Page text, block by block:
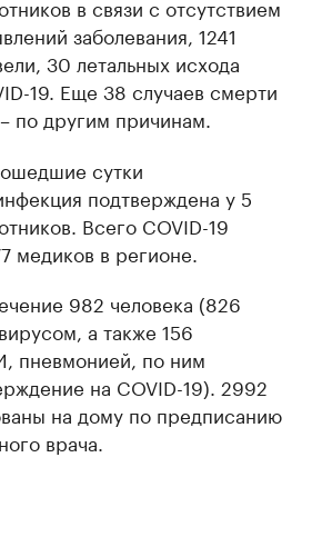
в связи с отсутствием
заболевания, 1241
30 летальных исхода
19. Еще 38 случаев смерти
по другим причинам.
сутки
подтверждена у 5
Всего COVID-19
медиков в регионе.
982 человека (826
а также 156
пневмонией, по ним
на COVID-19). 2992
на дому по предписанию
врача.